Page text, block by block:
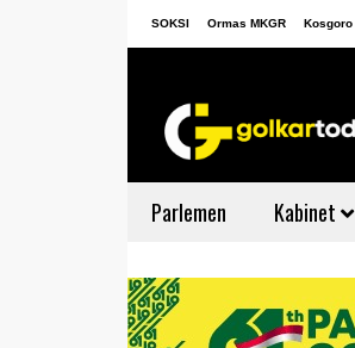
SOKSI Ormas MKGR Kosgoro
Parlemen Kabinet